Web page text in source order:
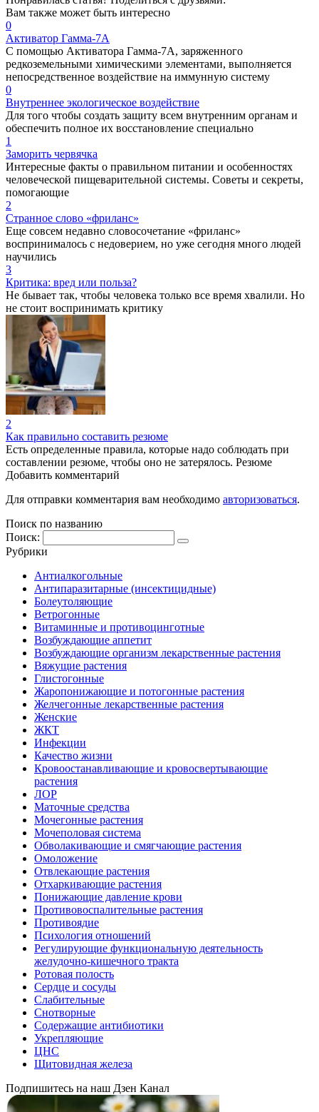
Вам также может быть интересно
0
Активатор Гамма-7А
С помощью Активатора Гамма-7А, заряженного
редкоземельными химическими элементами, выполняется
непосредственное воздействие на иммунную систему
0
Внутреннее экологическое воздействие
Для того чтобы создать защиту всем внутренним органам и
обеспечить полное их восстановление специально
1
Заморить червячка
Интересные факты о правильном питании и особенностях
человеческой пищеварительной системы. Советы и секреты,
помогающие
2
Странное слово «фриланс»
Еще совсем недавно словосочетание «фриланс»
воспринималось с недоверием, но уже сегодня много людей
научились
3
Критика: вред или польза?
Не бывает так, чтобы человека только все время хвалили. Но
не стоит воспринимать критику
2
Как правильно составить резюме
Есть определенные правила, которые надо соблюдать при
составлении резюме, чтобы оно не затерялось. Резюме
Добавить комментарий
Для отправки комментария вам необходимо авторизоваться.
Поиск по названию
Поиск:
Рубрики
Антиалкогольные
Антипаразитарные (инсектицидные)
Болеутоляющие
Ветрогонные
Витаминные и противоцинготные
Возбуждающие аппетит
Возбуждающие организм лекарственные растения
Вяжущие растения
Глистогонные
Жаропонижающие и потогонные растения
Желчегонные лекарственные растения
Женские
ЖКТ
Инфекции
Качество жизни
Кровоостанавливающие и кровосвертывающие
растения
ЛОР
Маточные средства
Мочегонные растения
Мочеполовая система
Обволакивающие и смягчающие растения
Омоложение
Отвлекающие растения
Отхаркивающие растения
Понижающие давление крови
Противовоспалительные растения
Противоядие
Психология отношений
Регулирующие функциональную деятельность
желудочно-кишечного тракта
Ротовая полость
Сердце и сосуды
Слабительные
Снотворные
Содержащие антибиотики
Укрепляющие
ЦНС
Щитовидная железа
Подпишитесь на наш Дзен Канал